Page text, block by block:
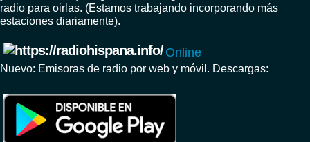
radio para oirlas. (Estamos trabajando incorporando más
estaciones diariamente).
Online
Nuevo: Emisoras de radio por web y móvil. Descargas: